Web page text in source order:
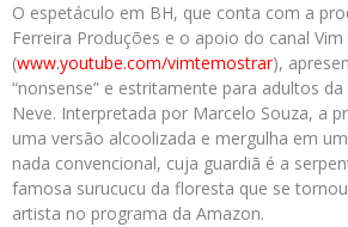
O espetáculo em BH, que conta com a
Ferreira Produções e o apoio do canal
(www.youtube.com/vimtemostrar),
“nonsense” e estritamente para adultos
Neve. Interpretada por Marcelo Souza, a
uma versão alcoolizada e mergulha em
nada convencional, cuja guardiã é a
famosa surucucu da floresta que se
artista no programa da Amazon.